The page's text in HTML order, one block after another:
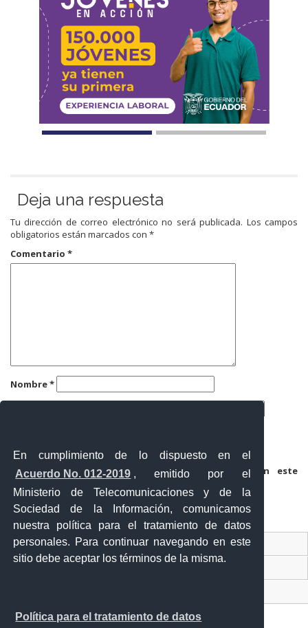
En cumplimiento de lo dispuesto en el
Acuerdo No. 012-2019 , emitido por el
Ministerio de Telecomunicaciones y de la
Sociedad de la Información, comunicamos
nuestra política para el tratamiento de datos
personales. Para continuar navegando en este
sitio debe aceptar los términos de la misma.
Política para el tratamiento de datos
Deja una respuesta
Tu dirección de correo electrónico no será publicada. Los campos
obligatorios están marcados con *
Comentario *
Nombre*
Guarda mi nombre, correo electrónico y web en este
navegador para la próxima vez que comente.
Contacto Ciudadano Digital